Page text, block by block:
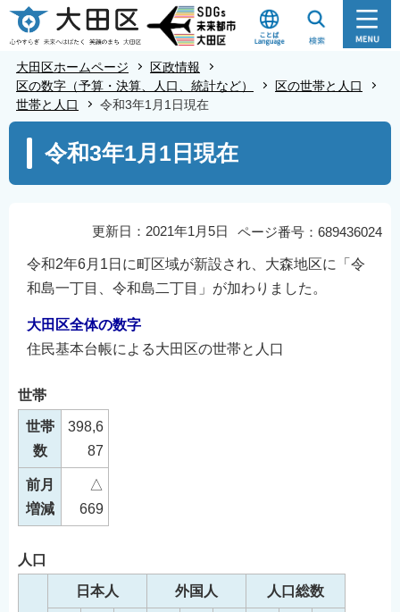
こ
の
の
頭
大田区ホームページ
区政情報
区の数字（予算・決算、人口、統計など）
区の世帯と人口
世帯と人口
令和3年1月1日現在
こ
令和3年1月1日現在
ページ番号：689436024
更新日：2021年1月5日
令和2年6月1日に町区域が新設され、大森地区に「令
和島一丁目、令和島二丁目」が加わりました。
大田区全体の数字
住民基本台帳による大田区の世帯と人口
世帯
世帯
数
398,6
87
前月
増減
△
669
人口
日本人 外国人 人口総数